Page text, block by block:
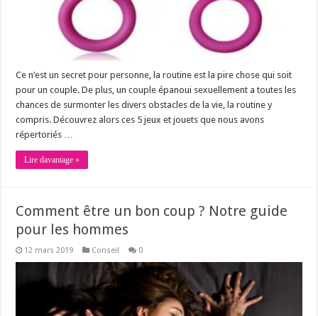
Ce n’est un secret pour personne, la routine est la pire chose qui soit
pour un couple. De plus, un couple épanoui sexuellement a toutes les
chances de surmonter les divers obstacles de la vie, la routine y
compris. Découvrez alors ces 5 jeux et jouets que nous avons
répertoriés …
Lire davantage »
Comment être un bon coup ? Notre guide
pour les hommes
12 mars 2019 Conseil 0